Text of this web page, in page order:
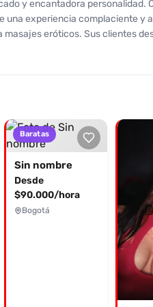
y encantadora personalidad.
una experiencia complaciente y
eróticos. Sus clientes
aunque algunos han
ojos cautivadores, promete
única con esta chica que sabe
por qué sus clientes siempre
Baratas
Sin nombre
Desde
$90.000/hora
Bogotá